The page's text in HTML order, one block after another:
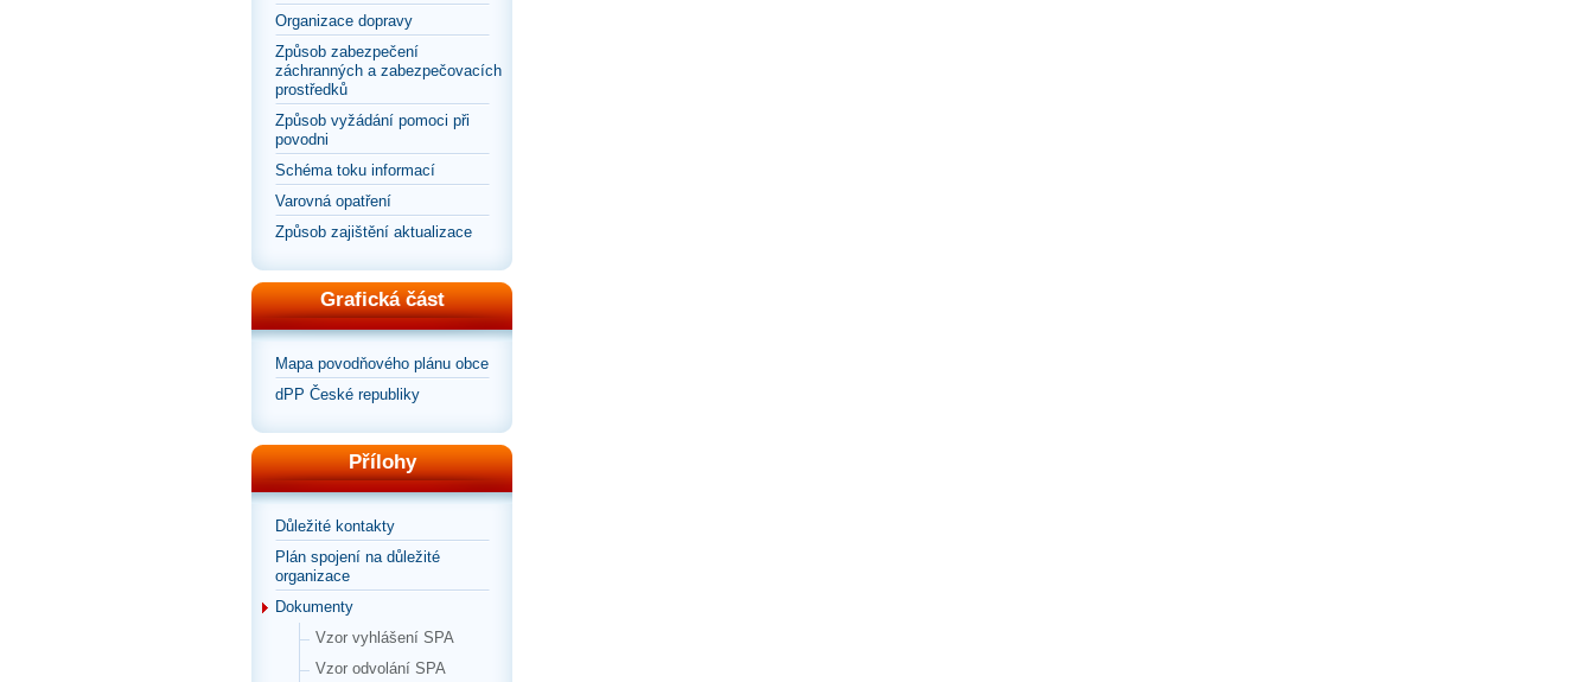
Organizace dopravy
Způsob zabezpečení
záchranných a zabezpečovacích
prostředků
Způsob vyžádání pomoci při
povodni
Schéma toku informací
Varovná opatření
Způsob zajištění aktualizace
Grafická část
Mapa povodňového plánu obce
dPP České republiky
Přílohy
Důležité kontakty
Plán spojení na důležité
organizace
Dokumenty
Vzor vyhlášení SPA
Vzor odvolání SPA